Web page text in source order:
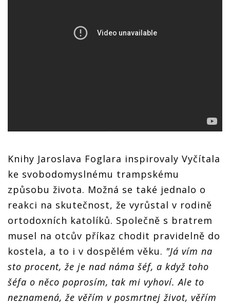
Knihy Jaroslava Foglara inspirovaly Vyčítala
ke svobodomyslnému trampskému
způsobu života. Možná se také jednalo o
reakci na skutečnost, že vyrůstal v rodině
ortodoxních katolíků. Společně s bratrem
musel na otcův příkaz chodit pravidelně do
kostela, a to i v dospělém věku. "Já vím na
sto procent, že je nad náma šéf, a když toho
šéfa o něco poprosím, tak mi vyhoví. Ale to
neznamená, že věřím v posmrtnej život, věřím